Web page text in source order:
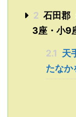
2 石田郡
3座・小9
2.1
天
たなか